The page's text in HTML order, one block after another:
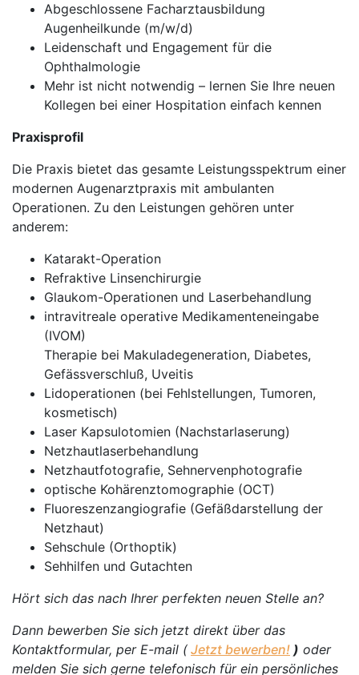
Abgeschlossene Facharztausbildung
Augenheilkunde (m/w/d)
Leidenschaft und Engagement für die
Ophthalmologie
Mehr ist nicht notwendig – lernen Sie Ihre neuen
Kollegen bei einer Hospitation einfach kennen
Praxisprofil
Die Praxis bietet das gesamte Leistungsspektrum einer
modernen Augenarztpraxis mit ambulanten
Operationen. Zu den Leistungen gehören unter
anderem:
Katarakt-Operation
Refraktive Linsenchirurgie
Glaukom-Operationen und Laserbehandlung
intravitreale operative Medikamenteneingabe
(IVOM)
Therapie bei Makuladegeneration, Diabetes,
Gefässverschluß, Uveitis
Lidoperationen (bei Fehlstellungen, Tumoren,
kosmetisch)
Laser Kapsulotomien (Nachstarlaserung)
Netzhautlaserbehandlung
Netzhautfotografie, Sehnervenphotografie
optische Kohärenztomographie (OCT)
Fluoreszenzangiografie (Gefäßdarstellung der
Netzhaut)
Sehschule (Orthoptik)
Sehhilfen und Gutachten
Hört sich das nach Ihrer perfekten neuen Stelle an?
Dann bewerben Sie sich jetzt direkt über das
Kontaktformular, per E-mail ( Jetzt bewerben! ) oder
melden Sie sich gerne telefonisch für ein persönliches